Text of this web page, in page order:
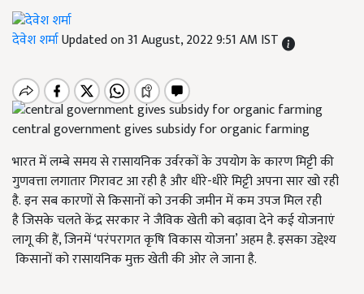
देवेश शर्माUpdated on 31 August, 2022 9:51 AM IST
central government gives subsidy for organic farming
भारत में लम्बे समय से रासायनिक उर्वरकों के उपयोग के कारण मिट्टी की
गुणवत्ता लगातार गिरावट आ रही है और धीरे-धीरे मिट्टी अपना सार खो रही
है. इन सब कारणों से किसानों को उनकी जमीन में कम उपज मिल रही
है जिसके चलते केंद्र सरकार ने जैविक खेती को बढ़ावा देने कई योजनाएं
लागू की हैं, जिनमें ‘परंपरागत कृषि विकास योजना’ अहम है. इसका उद्देश्य
किसानों को रासायनिक मुक्त खेती की ओर ले जाना है.